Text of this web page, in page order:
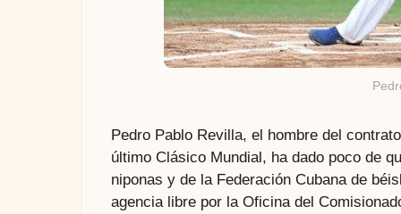
Pedro Pablo Revilla, el hombre del
último Clásico Mundial, ha dado poco de
niponas y de la Federación Cubana de
agencia libre por la Oficina del